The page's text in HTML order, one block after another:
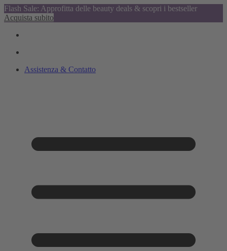
Flash Sale: Approfitta delle beauty deals & scopri i bestseller
Acquista subito
Assistenza & Contatto